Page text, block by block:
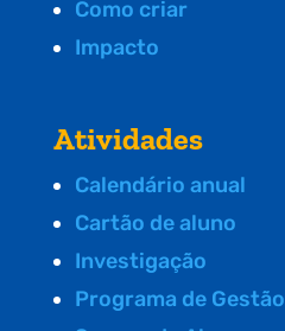
Como criar
Impacto
Atividades
Calendário anual
Cartão de aluno
Investigação
Programa de Gestão